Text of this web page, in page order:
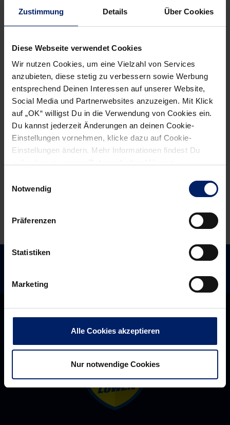
Zustimmung Details Über Cookies
Diese Webseite verwendet Cookies
Wir nutzen Cookies, um eine Vielzahl von Services
anzubieten, diese stetig zu verbessern sowie Werbung
entsprechend Deinen Interessen auf unserer Website,
Social Media und Partnerwebsites anzuzeigen. Mit Klick
auf „OK“ willigst Du in die Verwendung von Cookies ein.
Du kannst jederzeit Änderungen an deinen Cookie-
Einstellungen vornehmen, klicke dazu auf Cookie-
Einstellungen ändern. Mehr Informationen findest Du
Notwendig
Präferenzen
Statistiken
Marketing
Alle Cookies akzeptieren
Nur notwendige Cookies
Newsletterhier abonnieren .
Post
navigation
previous
News:
„Das
tut
weh“
(BNN)
Alle News anzeigen
newst
News:
Storm:
Der
stimmt
nicht!